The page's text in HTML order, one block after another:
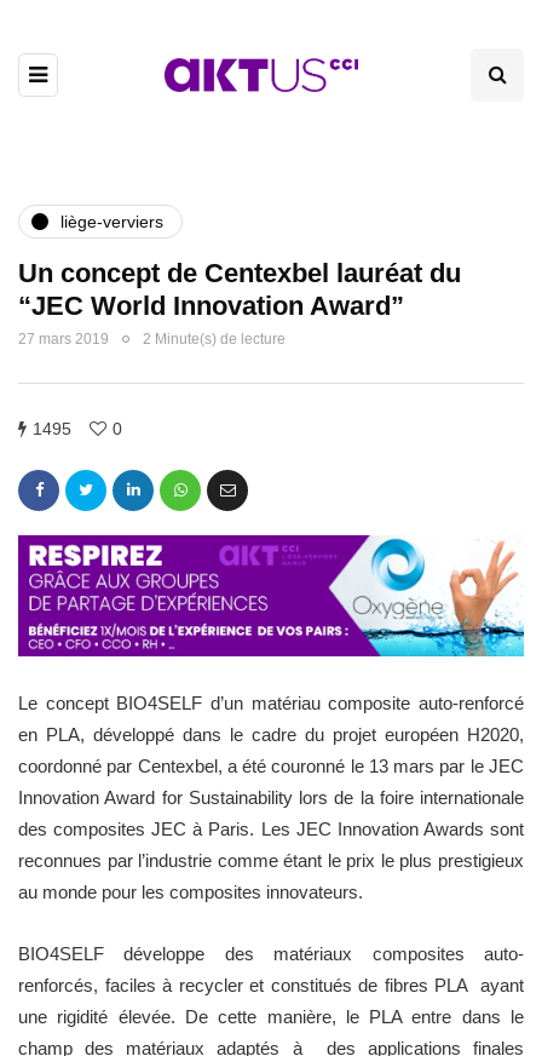
liège-verviers
Un concept de Centexbel lauréat du
“JEC World Innovation Award”
27 mars 2019 2 Minute(s) de lecture
1495 0
Le concept BIO4SELF d’un matériau composite auto-renforcé
en PLA, développé dans le cadre du projet européen H2020,
coordonné par Centexbel, a été couronné le 13 mars par le JEC
Innovation Award for Sustainability lors de la foire internationale
des composites JEC à Paris. Les JEC Innovation Awards sont
reconnues par l’industrie comme étant le prix le plus prestigieux
au monde pour les composites innovateurs.
BIO4SELF développe des matériaux composites auto-
renforcés, faciles à recycler et constitués de fibres PLA ayant
une rigidité élevée. De cette manière, le PLA entre dans le
champ des matériaux adaptés à des applications finales